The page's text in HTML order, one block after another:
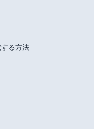
る方法